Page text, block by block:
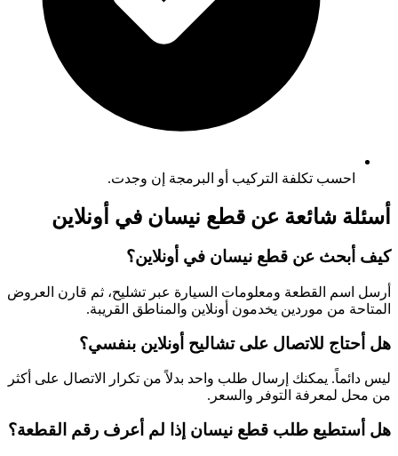
احسب تكلفة التركيب أو البرمجة إن وجدت.
أسئلة شائعة عن قطع نيسان في أونلاين
كيف أبحث عن قطع نيسان في أونلاين؟
أرسل اسم القطعة ومعلومات السيارة عبر تشليح، ثم قارن العروض
المتاحة من موردين يخدمون أونلاين والمناطق القريبة.
هل أحتاج للاتصال على تشاليح أونلاين بنفسي؟
ليس دائماً. يمكنك إرسال طلب واحد بدلاً من تكرار الاتصال على أكثر
من محل لمعرفة التوفر والسعر.
هل أستطيع طلب قطع نيسان إذا لم أعرف رقم القطعة؟